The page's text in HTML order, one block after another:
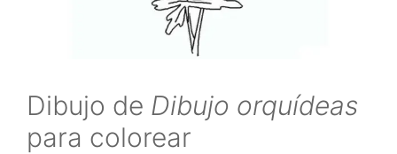
Dibujo de Dibujo orquídeas
para colorear